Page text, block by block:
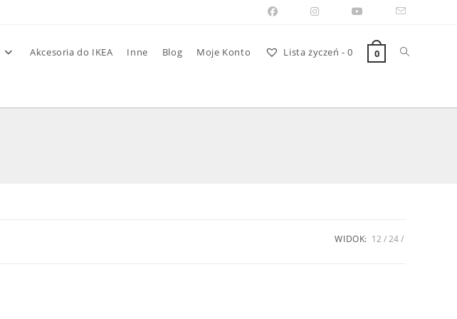
Akcesoria do IKEA Inne Blog Moje Konto Lista życzeń - 0 0 Toggle
website
WIDOK: 12 24